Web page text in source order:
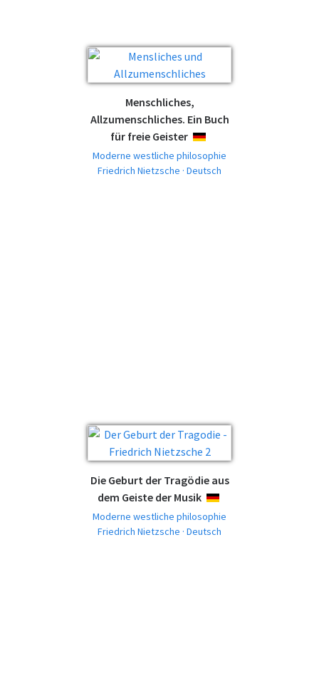
Menschliches,
Allzumenschliches. Ein Buch
für freie Geister DEUTSCH
Moderne westliche philosophie
Friedrich Nietzsche · Deutsch
Die Geburt der Tragödie aus
dem Geiste der Musik DEUTSCH
Moderne westliche philosophie
Friedrich Nietzsche · Deutsch